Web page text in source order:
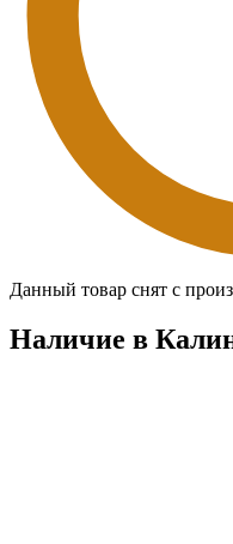
Данный товар снят с
Наличие в